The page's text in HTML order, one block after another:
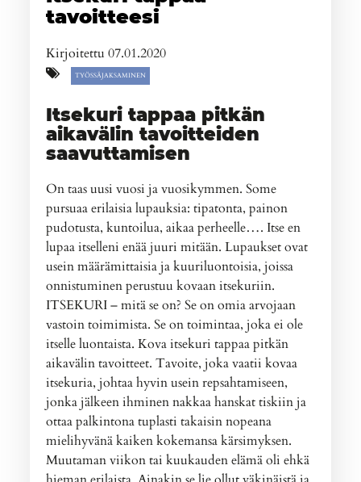
tavoitteesi
Kirjoitettu 07.01.2020
TYÖSSÄJAKSAMINEN
Itsekuri tappaa pitkän
aikavälin tavoitteiden
saavuttamisen
On taas uusi vuosi ja vuosikymmen. Some
pursuaa erilaisia lupauksia: tipatonta, painon
pudotusta, kuntoilua, aikaa perheelle…. Itse en
lupaa itselleni enää juuri mitään. Lupaukset ovat
usein määrämittaisia ja kuuriluontoisia, joissa
onnistuminen perustuu kovaan itsekuriin.
ITSEKURI – mitä se on? Se on omia arvojaan
vastoin toimimista. Se on toimintaa, joka ei ole
itselle luontaista. Kova itsekuri tappaa pitkän
aikavälin tavoitteet. Tavoite, joka vaatii kovaa
itsekuria, johtaa hyvin usein repsahtamiseen,
jonka jälkeen ihminen nakkaa hanskat tiskiin ja
ottaa palkintona tuplasti takaisin nopeana
mielihyvänä kaiken kokemansa kärsimyksen.
Muutaman viikon tai kuukauden elämä oli ehkä